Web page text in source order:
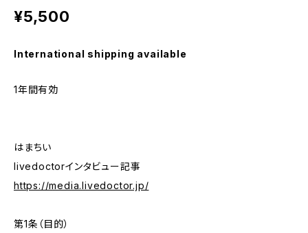
¥5,500
International shipping available
1年間有効
はまちい
livedoctorインタビュー記事
https://media.livedoctor.jp/
第1条（目的）